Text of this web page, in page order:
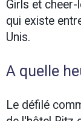
Girls et
qui existe
Unis.
A quelle
Le défilé